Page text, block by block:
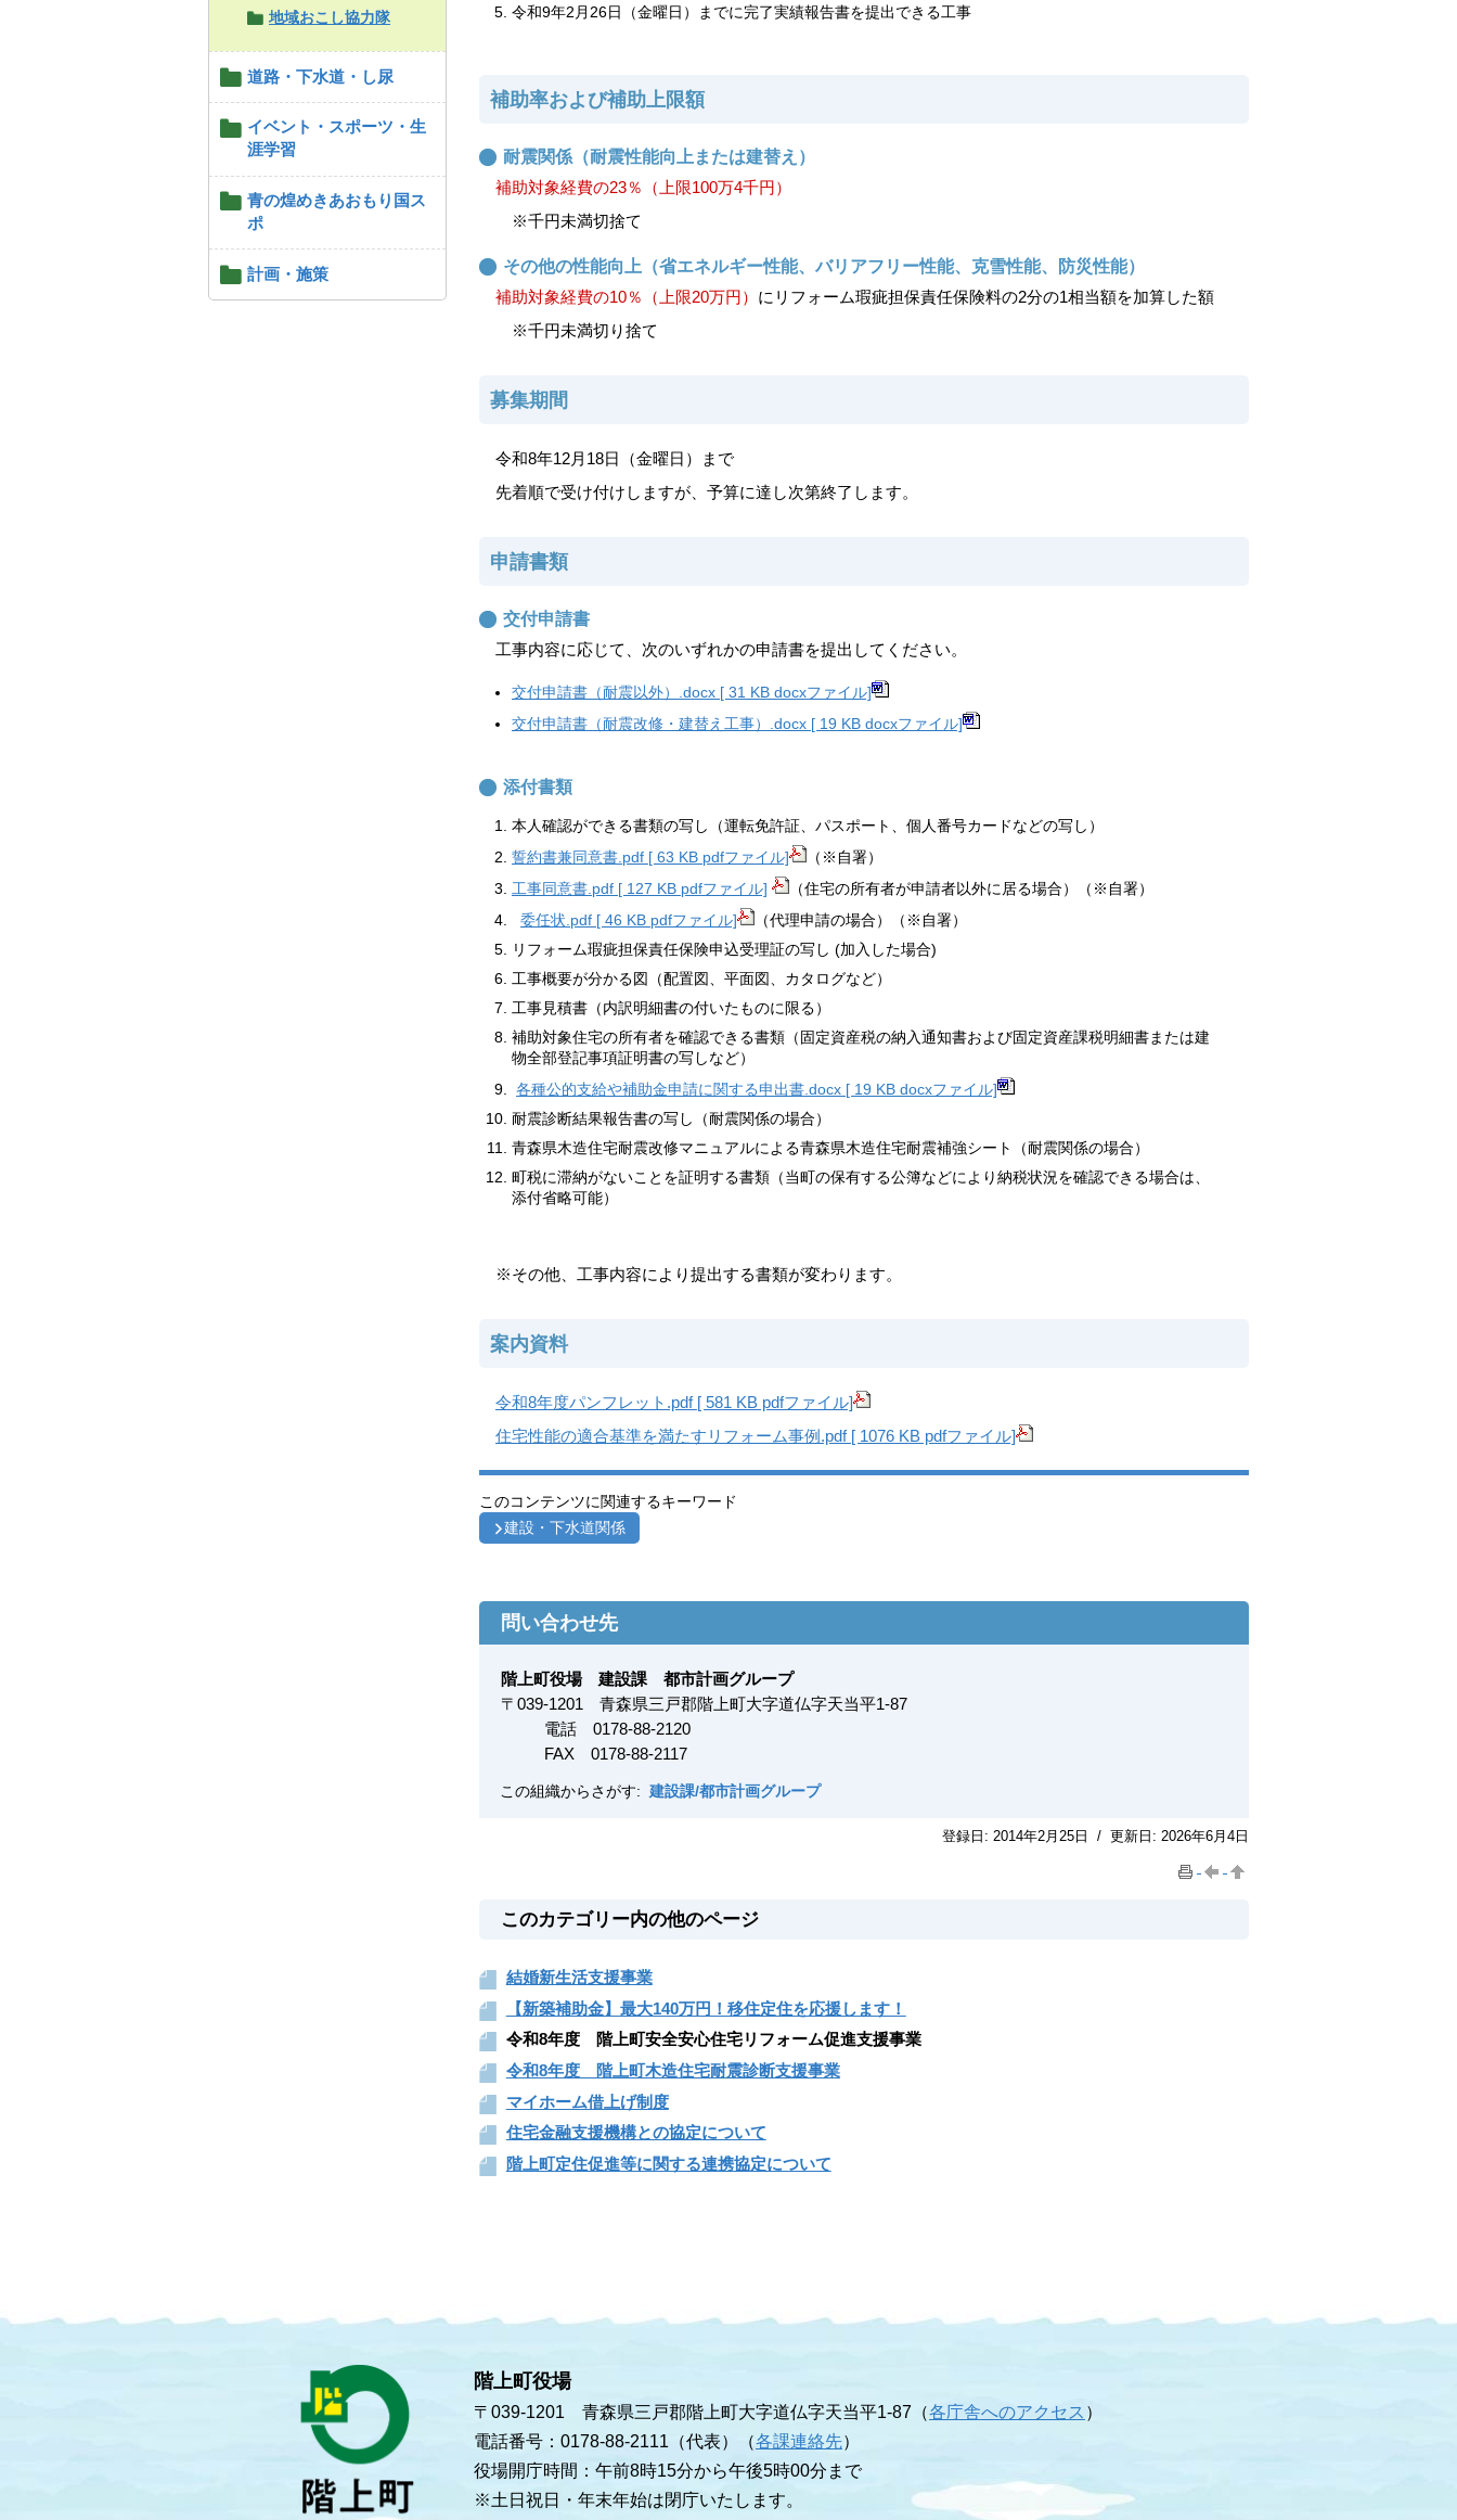
地域おこし協力隊
道路・下水道・し尿
イベント・スポーツ・生
涯学習
青の煌めきあおもり国ス
ポ
計画・施策
令和9年2月26日（金曜日）までに完了実績報告書を提出できる工事
補助率および補助上限額
耐震関係（耐震性能向上または建替え）
補助対象経費の23％（上限100万4千円）
※千円未満切捨て
その他の性能向上（省エネルギー性能、バリアフリー性能、克雪性能、防災性能）
補助対象経費の10％（上限20万円） にリフォーム瑕疵担保責任保険料の2分の1相当額を加算した額
※千円未満切り捨て
募集期間
令和8年12月18日（金曜日）まで
先着順で受け付けしますが、予算に達し次第終了します。
申請書類
交付申請書
工事内容に応じて、次のいずれかの申請書を提出してください。
交付申請書（耐震以外）.docx [ 31 KB docxファイル]
交付申請書（耐震改修・建替え工事）.docx [ 19 KB docxファイル]
添付書類
本人確認ができる書類の写し（運転免許証、パスポート、個人番号カードなどの写し）
誓約書兼同意書.pdf [ 63 KB pdfファイル]
（※自署）
工事同意書.pdf [ 127 KB pdfファイル]
（住宅の所有者が申請者以外に居る場合）（※自署）
委任状.pdf [ 46 KB pdfファイル]
（代理申請の場合）（※自署）
リフォーム瑕疵担保責任保険申込受理証の写し (加入した場合)
工事概要が分かる図（配置図、平面図、カタログなど）
工事見積書（内訳明細書の付いたものに限る）
補助対象住宅の所有者を確認できる書類（固定資産税の納入通知書および固定資産課税明細書または建
物全部登記事項証明書の写しなど）
各種公的支給や補助金申請に関する申出書.docx [ 19 KB docxファイル]
耐震診断結果報告書の写し（耐震関係の場合）
青森県木造住宅耐震改修マニュアルによる青森県木造住宅耐震補強シート（耐震関係の場合）
町税に滞納がないことを証明する書類（当町の保有する公簿などにより納税状況を確認できる場合は、
添付省略可能）
※その他、工事内容により提出する書類が変わります。
案内資料
令和8年度パンフレット.pdf [ 581 KB pdfファイル]
住宅性能の適合基準を満たすリフォーム事例.pdf [ 1076 KB pdfファイル]
このコンテンツに関連するキーワード
建設・下水道関係
問い合わせ先
階上町役場 建設課 都市計画グループ
〒 039-1201
青森県三戸郡階上町大字道仏字天当平1-87
電話 0178-88-2120
FAX 0178-88-2117
この組織からさがす: 建設課/都市計画グループ
登録日: 2014年2月25日 / 更新日: 2026年6月4日
このカテゴリー内の他のページ
結婚新生活支援事業
【新築補助金】最大140万円！移住定住を応援します！
令和8年度 階上町安全安心住宅リフォーム促進支援事業
令和8年度 階上町木造住宅耐震診断支援事業
マイホーム借上げ制度
住宅金融支援機構との協定について
階上町定住促進等に関する連携協定について
階上町役場
〒039-1201 青森県三戸郡階上町大字道仏字天当平1-87（各庁舎へのアクセス ）
電話番号：0178-88-2111（代表）（各課連絡先）
役場開庁時間：午前8時15分から午後5時00分まで
※土日祝日・年末年始は閉庁いたします。